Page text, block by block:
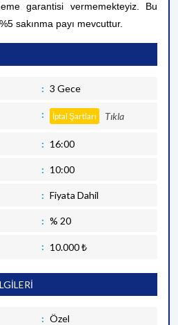
garantisi vermemekteyiz. Bu
sakınma payı mevcuttur.
3 Gece
İptal Şartları Tıkla
16:00
10:00
Fiyata Dahil
% 20
10.000 ₺
Özel